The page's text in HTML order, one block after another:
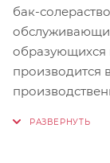
бак-
образующихся
производится